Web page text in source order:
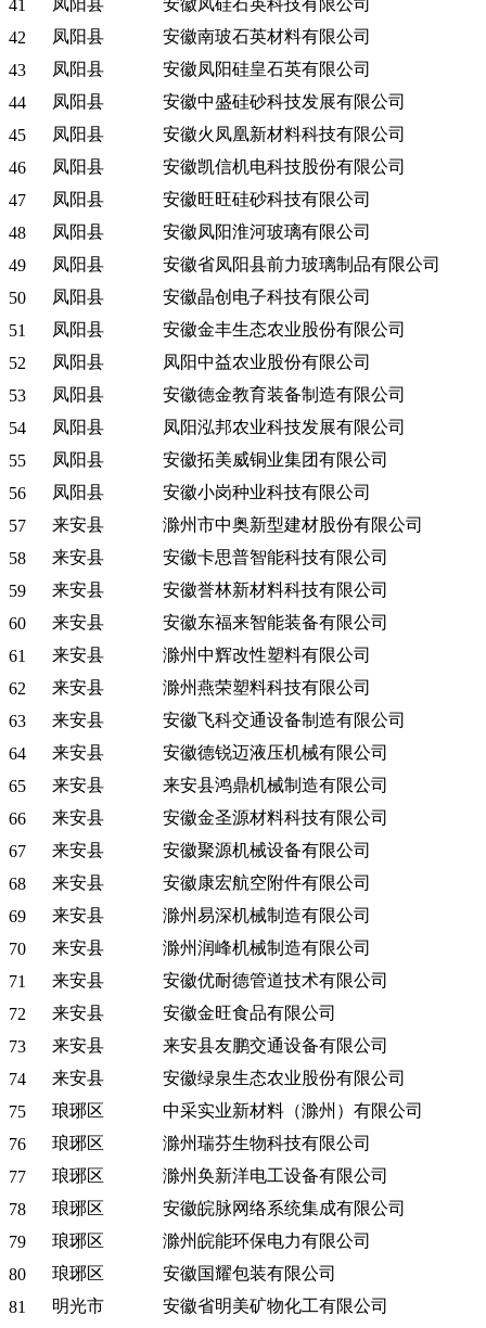
41
凤阳县
安徽凤硅石英科技有限公司
42
凤阳县
安徽南玻石英材料有限公司
43
凤阳县
安徽凤阳硅皇石英有限公司
44
凤阳县
安徽中盛硅砂科技发展有限公司
45
凤阳县
安徽火凤凰新材料科技有限公司
46
凤阳县
安徽凯信机电科技股份有限公司
47
凤阳县
安徽旺旺硅砂科技有限公司
48
凤阳县
安徽凤阳淮河玻璃有限公司
49
凤阳县
安徽省凤阳县前力玻璃制品有限公司
50
凤阳县
安徽晶创电子科技有限公司
51
凤阳县
安徽金丰生态农业股份有限公司
52
凤阳县
凤阳中益农业股份有限公司
53
凤阳县
安徽德金教育装备制造有限公司
54
凤阳县
凤阳泓邦农业科技发展有限公司
55
凤阳县
安徽拓美威铜业集团有限公司
56
凤阳县
安徽小岗种业科技有限公司
57
来安县
滁州市中奥新型建材股份有限公司
58
来安县
安徽卡思普智能科技有限公司
59
来安县
安徽誉林新材料科技有限公司
60
来安县
安徽东福来智能装备有限公司
61
来安县
滁州中辉改性塑料有限公司
62
来安县
滁州燕荣塑料科技有限公司
63
来安县
安徽飞科交通设备制造有限公司
64
来安县
安徽德锐迈液压机械有限公司
65
来安县
来安县鸿鼎机械制造有限公司
66
来安县
安徽金圣源材料科技有限公司
67
来安县
安徽聚源机械设备有限公司
68
来安县
安徽康宏航空附件有限公司
69
来安县
滁州易深机械制造有限公司
70
来安县
滁州润峰机械制造有限公司
71
来安县
安徽优耐德管道技术有限公司
72
来安县
安徽金旺食品有限公司
73
来安县
来安县友鹏交通设备有限公司
74
来安县
安徽绿泉生态农业股份有限公司
75
琅琊区
中采实业新材料（滁州）有限公司
76
琅琊区
滁州瑞芬生物科技有限公司
77
琅琊区
滁州奂新洋电工设备有限公司
78
琅琊区
安徽皖脉网络系统集成有限公司
79
琅琊区
滁州皖能环保电力有限公司
80
琅琊区
安徽国耀包装有限公司
81
明光市 安徽省明美矿物化工有限公司